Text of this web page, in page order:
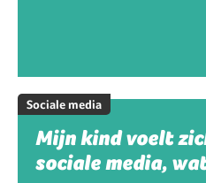
Sociale media
Mijn kind voelt
sociale media,